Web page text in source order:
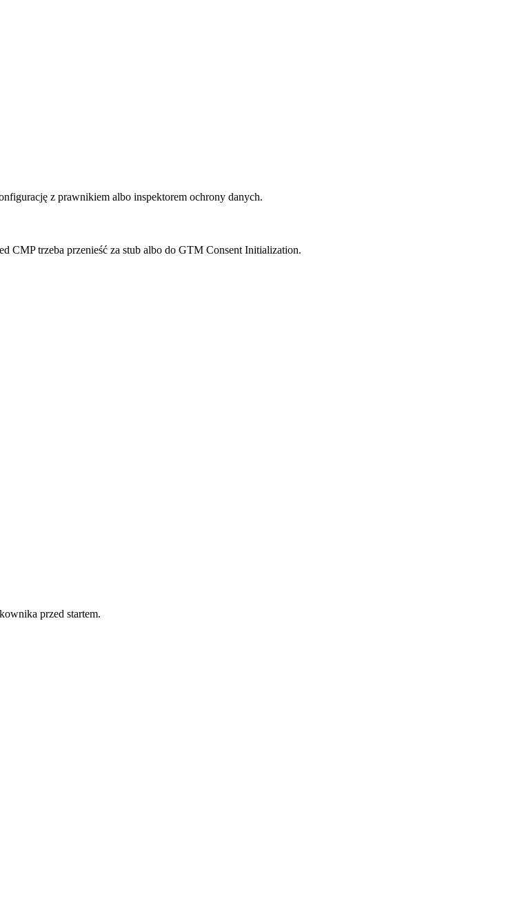
z prawnikiem albo inspektorem ochrony danych.
CMP trzeba przenieść za stub albo do GTM Consent Initialization.
przed startem.